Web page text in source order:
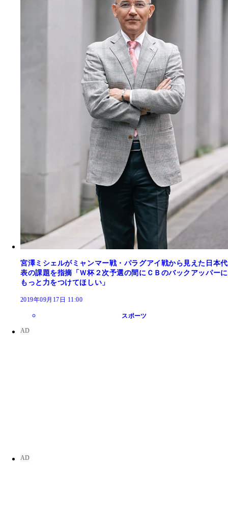
宮澤ミシェルがミャンマー戦・パラグアイ戦から見えた日本代
表の課題を指摘「Ｗ杯２次予選の間にＣＢのバックアッパーに
もっと力をつけてほしい」
2019年09月17日 11:00
スポーツ